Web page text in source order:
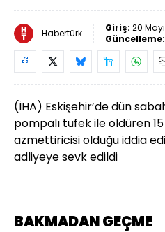
Habertürk Giriş: 20
Güncelleme:
(İHA) Eskişehir’de dün
pompalı tüfek ile öldüren 15
azmettiricisi olduğu iddia
adliyeye sevk edildi
BAKMADAN GEÇME